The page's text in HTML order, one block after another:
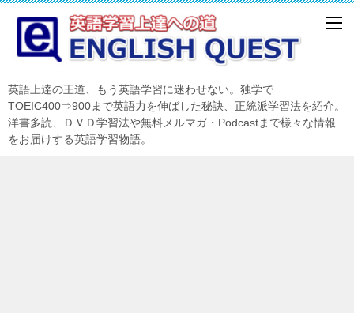
英語上達の王道、もう英語学習に迷わせない。独学で
TOEIC400⇒900まで英語力を伸ばした秘訣、正統派学習法を紹介。
洋書多読、ＤＶＤ学習法や無料メルマガ・Podcastまで様々な情報
をお届けする英語学習物語。